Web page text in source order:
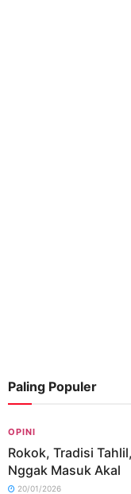
Paling Populer
OPINI
Rokok, Tradisi
Nggak Masuk Akal
20/01/2026